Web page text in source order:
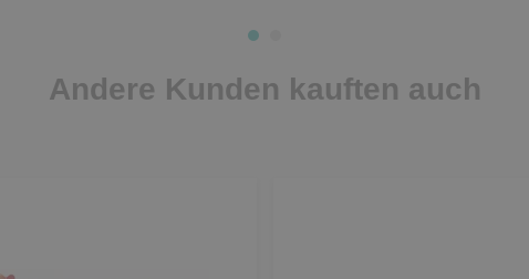
Andere Kunden kauften auch